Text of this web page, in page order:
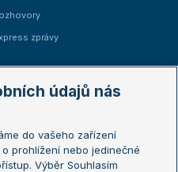
zprávy
Open
Open
údajů nás
do vašeho zařízení
prohlížení nebo jedinečné
Výběr Souhlasím